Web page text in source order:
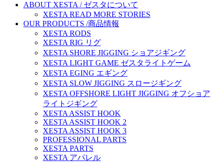
ABOUT XESTA / ゼスタについて
XESTA READ MORE STORIES
OUR PRODUCTS /商品情報
XESTA RODS
XESTA RIG リグ
XESTA SHORE JIGGING ショアジギング
XESTA LIGHT GAME ゼスタライトゲーム
XESTA EGING エギング
XESTA SLOW JIGGING スロージギング
XESTA OFFSHORE LIGHT JIGGING オフショア
ライトジギング
XESTA ASSIST HOOK
XESTA ASSIST HOOK 2
XESTA ASSIST HOOK 3
PROFESSIONAL PARTS
XESTA PARTS
XESTA アパレル